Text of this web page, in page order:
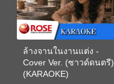
ล้างจานในงานแต่ง -
Cover Ver. (ซาวด์ดนตรี)
(KARAOKE)